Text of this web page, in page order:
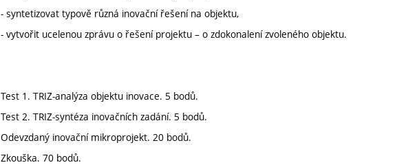
- syntetizovat typově různá inovační řešení na objektu,
- vytvořit ucelenou zprávu o řešení projektu – o zdokonalení zvoleného objektu.
Test 1. TRIZ-analýza objektu inovace. 5 bodů.
Test 2. TRIZ-syntéza inovačních zadání. 5 bodů.
Odevzdaný inovační mikroprojekt. 20 bodů.
Zkouška. 70 bodů.